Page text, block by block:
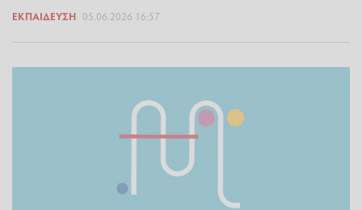
ΕΚΠΑΊΔΕΥΣΗ 05.06.2026 16:57